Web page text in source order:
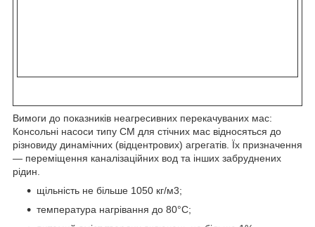
Вимоги до показників неагресивних перекачуваних мас:
Консольні насоси типу СМ для стічних мас відносяться до
різновиду динамічних (відцентрових) агрегатів. Їх призначення
— переміщення каналізаційних вод та інших забруднених
рідин.
щільність не більше 1050 кг/м3;
температура нагрівання до 80°С;